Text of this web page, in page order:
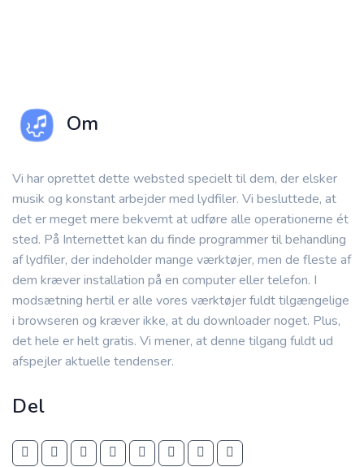
Om
Vi har oprettet dette websted specielt til dem, der elsker
musik og konstant arbejder med lydfiler. Vi besluttede, at
det er meget mere bekvemt at udføre alle operationerne ét
sted. På Internettet kan du finde programmer til behandling
af lydfiler, der indeholder mange værktøjer, men de fleste af
dem kræver installation på en computer eller telefon. I
modsætning hertil er alle vores værktøjer fuldt tilgængelige
i browseren og kræver ikke, at du downloader noget. Plus,
det hele er helt gratis. Vi mener, at denne tilgang fuldt ud
afspejler aktuelle tendenser.
Del